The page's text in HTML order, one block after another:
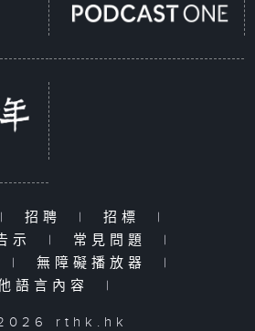
| 招聘 | 招標
|
示
| 常見問題
|
| 無障礙播放器
|
語言內容
|
rthk.hk